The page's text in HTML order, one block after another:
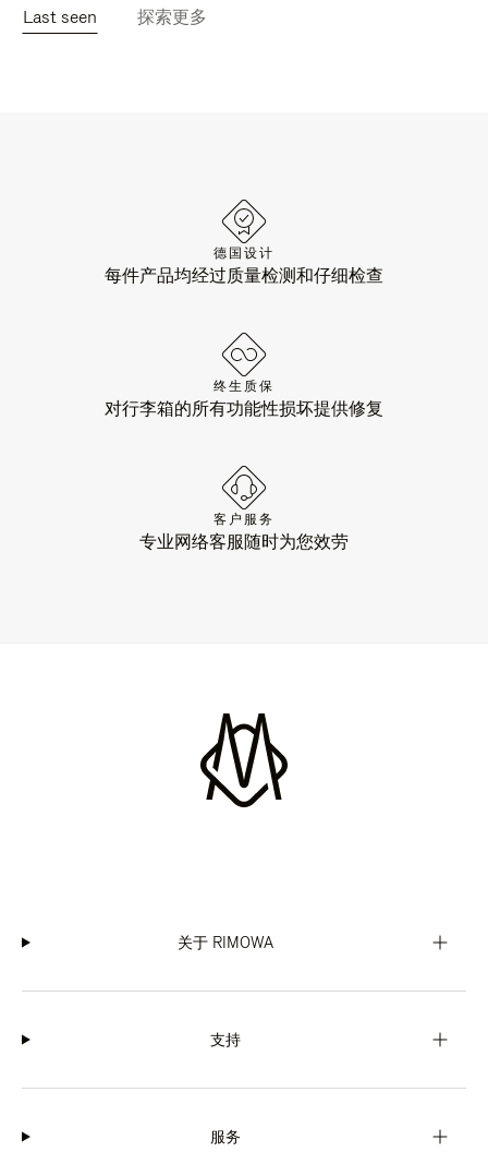
Last seen 探索更多
德国设计
每件产品均经过质量检测和仔细检查
终生质保
对行李箱的所有功能性损坏提供修复
客户服务
专业网络客服随时为您效劳
关于 RIMOWA
支持
服务